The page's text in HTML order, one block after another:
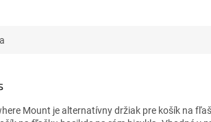
Mount je alternatívny držiak pre košík na